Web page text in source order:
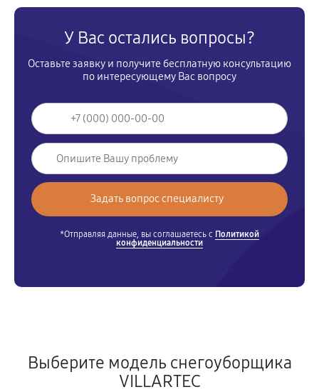
У Вас остались вопросы?
Оставьте заявку и получите бесплатную консультацию
по интересующему Вас вопросу
*Отправляя данные, вы соглашаетесь с Политикой
конфиденциальности
Выберите модель снегоуборщика
VILLARTEC